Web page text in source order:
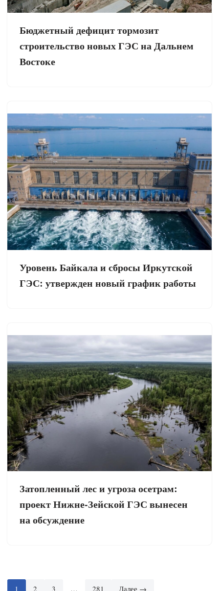
Бюджетный дефицит тормозит
строительство новых ГЭС на Дальнем
Востоке
Уровень Байкала и сбросы Иркутской
ГЭС: утвержден новый график работы
Затопленный лес и угроза осетрам:
проект Нижне-Зейской ГЭС вынесен
на обсуждение
1 2 3 … 281 Далее →